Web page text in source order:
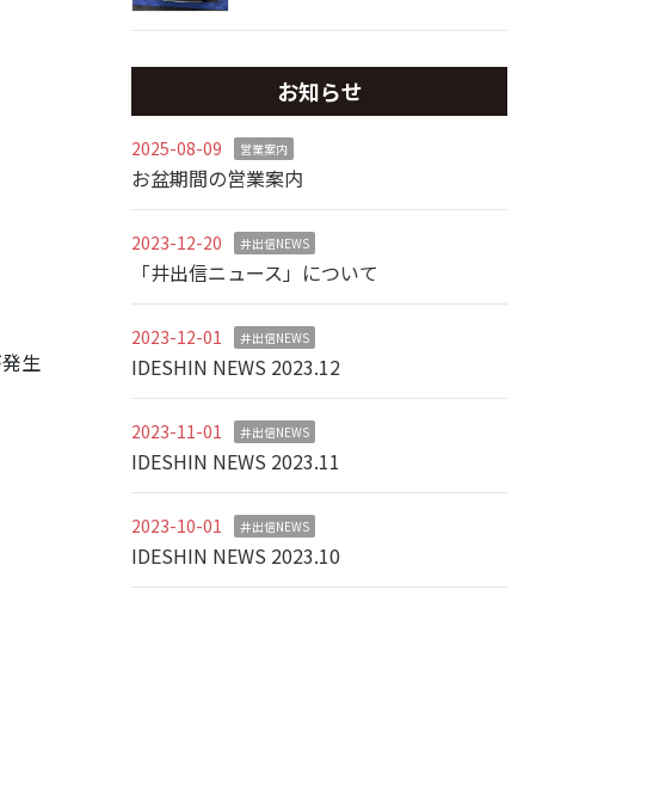
生
お知らせ
2025-08-09 営業案内
お盆期間の営業案内
2023-12-20 井出信NEWS
「井出信ニュース」について
2023-12-01 井出信NEWS
IDESHIN NEWS 2023.12
2023-11-01 井出信NEWS
IDESHIN NEWS 2023.11
2023-10-01 井出信NEWS
IDESHIN NEWS 2023.10